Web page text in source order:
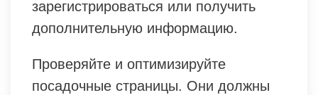
зарегистрироваться или получить
дополнительную информацию.
Проверяйте и оптимизируйте
посадочные страницы. Они должны